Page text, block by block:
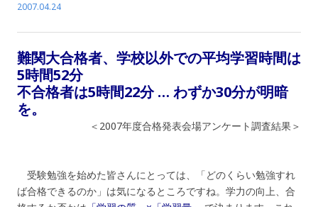
2007.04.24
難関大合格者、学校以外での平均学習時間は
5時間52分
不合格者は5時間22分 … わずか30分が明暗
を。
＜2007年度合格発表会場アンケート調査結果＞
受験勉強を始めた皆さんにとっては、「どのくらい勉強すれ
ば合格できるのか」は気になるところですね。学力の向上、合